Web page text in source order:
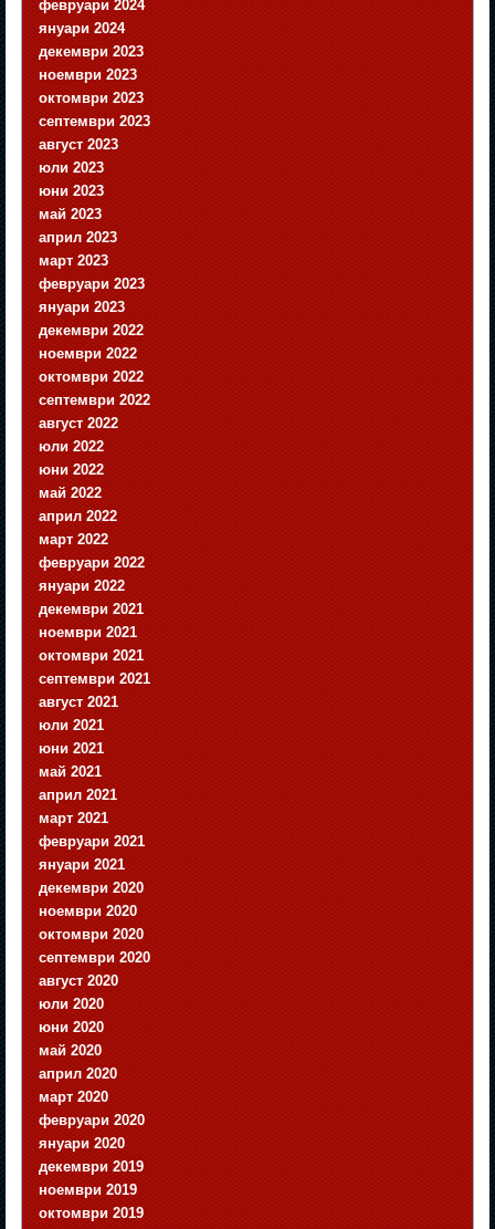
февруари 2024
януари 2024
декември 2023
ноември 2023
октомври 2023
септември 2023
август 2023
юли 2023
юни 2023
май 2023
април 2023
март 2023
февруари 2023
януари 2023
декември 2022
ноември 2022
октомври 2022
септември 2022
август 2022
юли 2022
юни 2022
май 2022
април 2022
март 2022
февруари 2022
януари 2022
декември 2021
ноември 2021
октомври 2021
септември 2021
август 2021
юли 2021
юни 2021
май 2021
април 2021
март 2021
февруари 2021
януари 2021
декември 2020
ноември 2020
октомври 2020
септември 2020
август 2020
юли 2020
юни 2020
май 2020
април 2020
март 2020
февруари 2020
януари 2020
декември 2019
ноември 2019
октомври 2019